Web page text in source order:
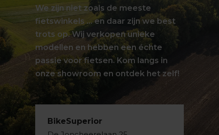
We zijn niet zoals de meeste
fietswinkels … en daar zijn we best
trots op. Wij verkopen unieke
modellen en hebben een échte
passie voor fietsen. Kom langs in
onze showroom en ontdek het zelf!
BikeSuperior